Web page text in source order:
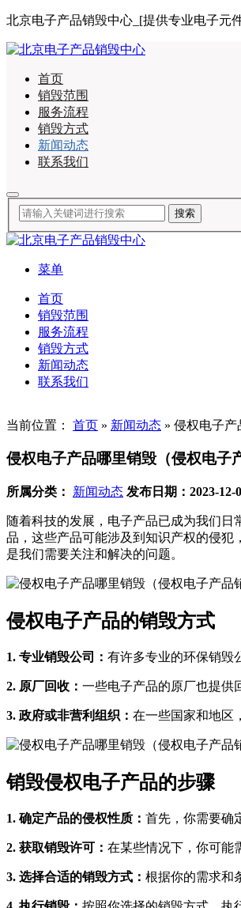
北京电子产品销毁中心_[提供专业电子元
首页
销毁范围
服务流程
销毁方式
新闻动态
联系我们
菜单
首页
销毁范围
服务流程
销毁方式
新闻动态
联系我们
当前位置： 首页 » 新闻动态 » 侵权电子产
侵权电子产品哪里销毁（侵权电子
所属分类： 新闻动态 发布日期：2023-12-
随着科技的发展，电子产品已成为我们
品，这些产品可能涉及到知识产权的侵犯
是我们需要关注和解决的问题。
侵权电子产品的销毁方式
1. 专业销毁公司： 有许多专业的环保销毁
2. 原厂回收： 一些电子产品的原厂也提供
3. 政府或非营利组织： 在一些国家和地区
销毁侵权电子产品的步骤
1. 确定产品的侵权性质： 首先，你需要确
2. 获取销毁许可： 在某些情况下，你可能
3. 选择合适的销毁方式： 根据你的需求和